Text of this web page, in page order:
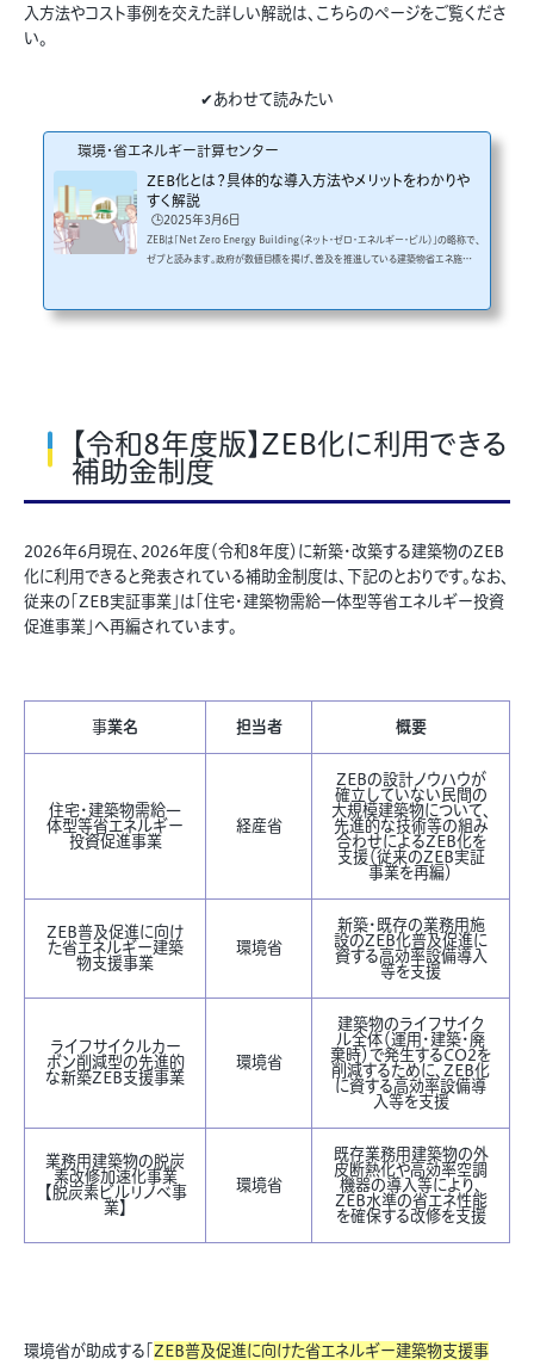
入方法やコスト事例を交えた詳しい解説は、こちらのページをご覧くださ
い。
✔あわせて読みたい
環境・省エネルギー計算センター
ZEB化とは？具体的な導入方法やメリットをわかりや
すく解説
🕒️2025年3月6日
ZEBは「Net Zero Energy Building（ネット・ゼロ・エネルギー・ビル）」の略称で、
ゼブと読みます。政府が数値目標を掲げ、普及を推進している建築物省エネ施策
しょうか。今回はZEB化について、概要や導入方法、コスト面、利用できる補助金ま
【令和8年度版】ZEB化に利用できる
補助金制度
2026年6月現在、2026年度（令和8年度）に新築・改築する建築物のZEB
化に利用できると発表されている補助金制度は、下記のとおりです。なお、
従来の「ZEB実証事業」は「住宅・建築物需給一体型等省エネルギー投資
促進事業」へ再編されています。
事業名 担当者 概要
住宅・建築物需給一
体型等省エネルギー
投資促進事業
経産省
ZEBの設計ノウハウが
確立していない民間の
大規模建築物について、
先進的な技術等の組み
合わせによるZEB化を
支援（従来のZEB実証
事業を再編）
ZEB普及促進に向け
た省エネルギー建築
物支援事業
環境省
新築・既存の業務用施
設のZEB化普及促進に
資する高効率設備導入
等を支援
ライフサイクルカー
ボン削減型の先進的
な新築ZEB支援事業
環境省
建築物のライフサイク
ル全体（運用・建築・廃
棄時）で発生するCO2を
削減するために、ZEB化
に資する高効率設備導
入等を支援
業務用建築物の脱炭
素改修加速化事業
【脱炭素ビルリノベ事
業】
環境省
既存業務用建築物の外
皮断熱化や高効率空調
機器の導入等により、
ZEB水準の省エネ性能
を確保する改修を支援
環境省が助成する「 ZEB普及促進に向けた省エネルギー建築物支援事